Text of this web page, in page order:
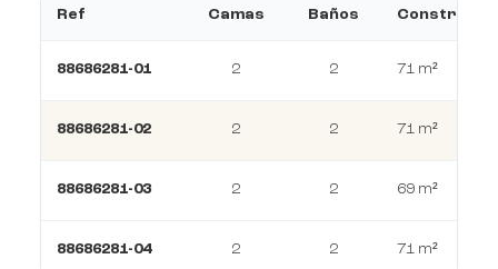
Ref Camas Baños
88686281-01 2 2 71 m²
88686281-02 2 2 71 m²
88686281-03 2 2 69 m²
88686281-04 2 2 71 m²